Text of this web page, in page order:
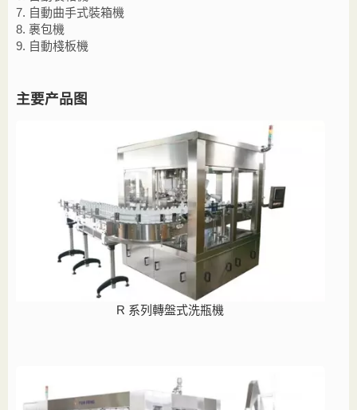
7. 自動曲手式裝箱機
8. 裹包機
9. 自動棧板機
主要产品图
R 系列轉盤式洗瓶機